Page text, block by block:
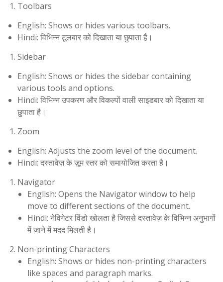
Toolbars
English: Shows or hides various toolbars.
Hindi: विभिन्न टूलबार को दिखाता या छुपाता है।
Sidebar
English: Shows or hides the sidebar containing
various tools and options.
Hindi: विभिन्न उपकरण और विकल्पों वाली साइडबार को दिखाता या
छुपाता है।
Zoom
English: Adjusts the zoom level of the document.
Hindi: दस्तावेज़ के ज़ूम स्तर को समायोजित करता है।
Navigator
English: Opens the Navigator window to help
move to different sections of the document.
Hindi: नेविगेटर विंडो खोलता है जिससे दस्तावेज़ के विभिन्न अनुभागों
में जाने में मदद मिलती है।
Non-printing Characters
English: Shows or hides non-printing characters
like spaces and paragraph marks.